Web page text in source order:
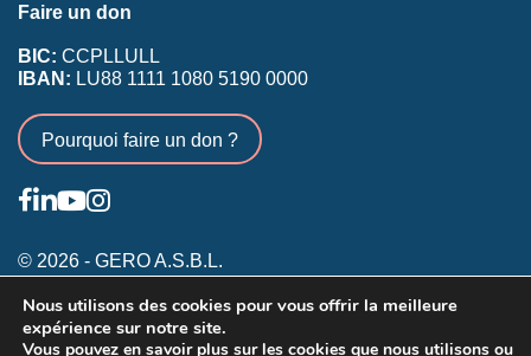
Faire un don
BIC: CCPLLULL
IBAN: LU88 1111 1080 5190 0000
Pourquoi faire un don ?
© 2026 - GERO A.S.B.L.
Conditions générales
Inscription membres existants
Nous utilisons des cookies pour vous offrir la meilleure
expérience sur notre site.
Vous pouvez en savoir plus sur les cookies que nous utilisons ou